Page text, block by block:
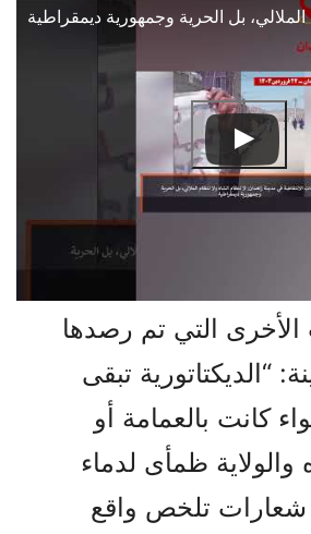
الملالي، بل الحرية وجمهورية ديمقراطية
التي تم رصدها
“الديكتاتورية تبقى
كانت بالعمامة أو
والولاية ظمأى لدماء
تلخص واقع